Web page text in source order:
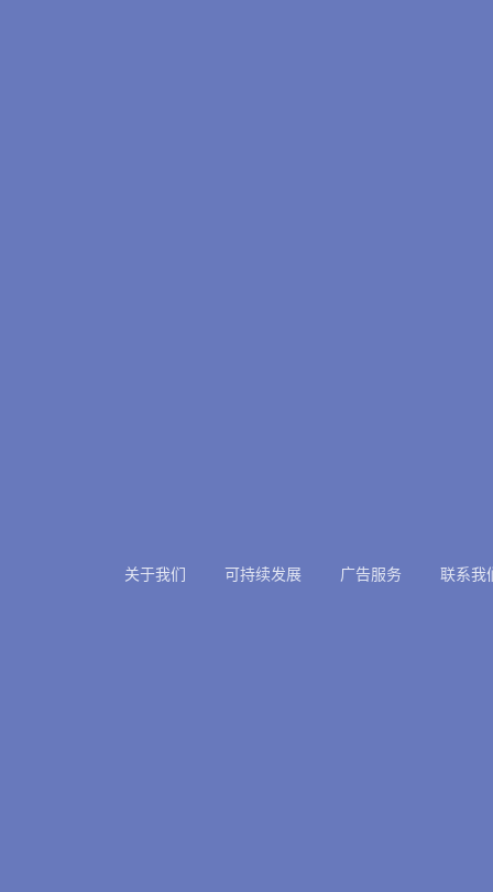
关于我们 可持续发展 广告服务 联系我